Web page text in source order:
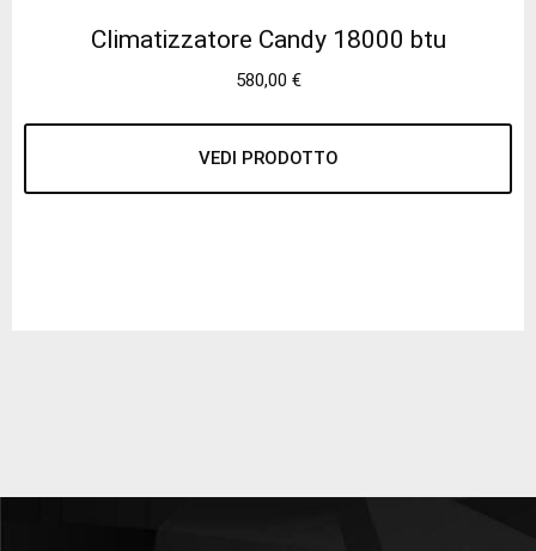
Climatizzatore Candy 18000 btu
580,00 €
VEDI PRODOTTO